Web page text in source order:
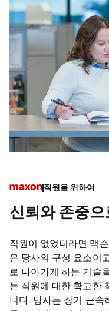
직원을 위하여
신뢰와 존중
직원이 없었더라면 맥
은 당사의 구성 요소이
로 나아가게 하는 기술
는 직원에 대한 확고한
니다. 당사는 장기 근속